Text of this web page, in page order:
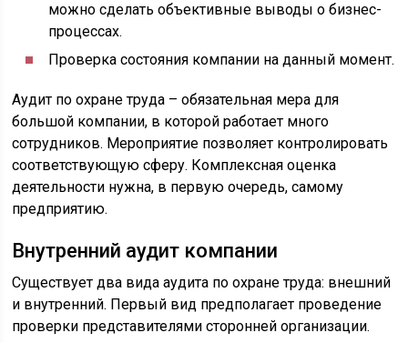
можно сделать объективные выводы о бизнес-
процессах.
Проверка состояния компании на данный момент.
Аудит по охране труда – обязательная мера для
большой компании, в которой работает много
сотрудников. Мероприятие позволяет контролировать
соответствующую сферу. Комплексная оценка
деятельности нужна, в первую очередь, самому
предприятию.
Внутренний аудит компании
Существует два вида аудита по охране труда: внешний
и внутренний. Первый вид предполагает проведение
проверки представителями сторонней организации.